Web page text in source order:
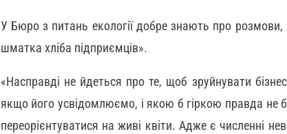
У Бюро з питань екології добре знають про розмови,
шматка хліба підприємців».
«Насправді не йдеться про те, щоб зруйнувати
якщо його усвідомлюємо, і якою б гіркою правда
переорієнтуватися на живі квіти. Адже є численні